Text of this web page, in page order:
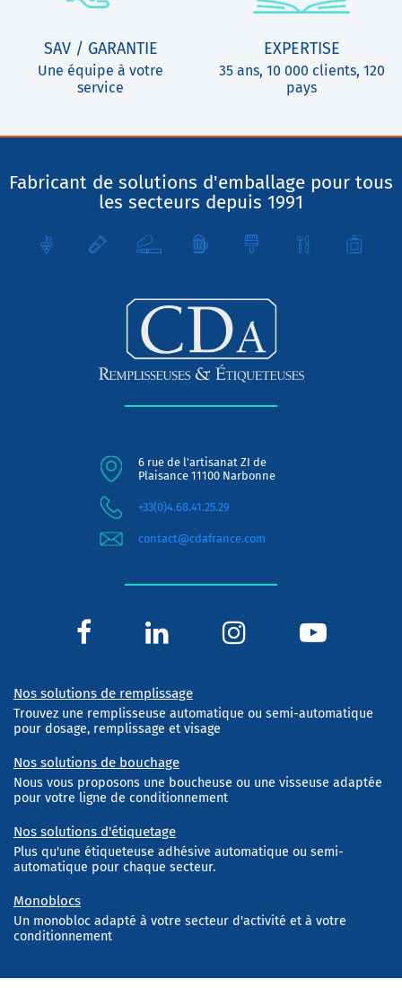
SAV / GARANTIE
Une équipe à votre
service
EXPERTISE
35 ans, 10 000 clients, 120
pays
Fabricant de solutions d'emballage pour tous
les secteurs depuis 1991
6 rue de l'artisanat ZI de
Plaisance 11100 Narbonne
+33(0)4.68.41.25.29
contact@cdafrance.com
Nos solutions de remplissage
Trouvez une remplisseuse automatique ou semi-automatique
pour dosage, remplissage et visage
Nos solutions de bouchage
Nous vous proposons une boucheuse ou une visseuse adaptée
pour votre ligne de conditionnement
Nos solutions d'étiquetage
Plus qu'une étiqueteuse adhésive automatique ou semi-
automatique pour chaque secteur.
Monoblocs
Un monobloc adapté à votre secteur d'activité et à votre
conditionnement